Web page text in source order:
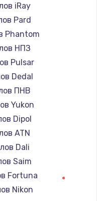
iRay
Pard
Phantom
НПЗ
Pulsar
Dedal
ПНВ
Yukon
Dipol
ATN
Dali
Saim
Fortuna
Nikon